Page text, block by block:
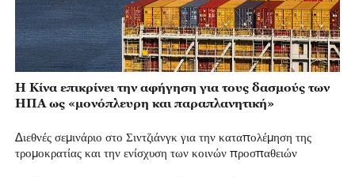
Η Κίνα επικρίνει την αφήγηση για τους δασμούς των
ΗΠΑ ως «μονόπλευρη και παραπλανητική»
Διεθνές σεμινάριο στο Σιντζιάνγκ για την καταπολέμηση της
τρομοκρατίας και την ενίσχυση των κοινών προσπαθειών